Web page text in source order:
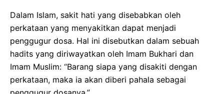
Dalam Islam, sakit hati yang disebabkan oleh
perkataan yang menyakitkan dapat menjadi
penggugur dosa. Hal ini disebutkan dalam sebuah
hadits yang diriwayatkan oleh Imam Bukhari dan
Imam Muslim: “Barang siapa yang disakiti dengan
perkataan, maka ia akan diberi pahala sebagai